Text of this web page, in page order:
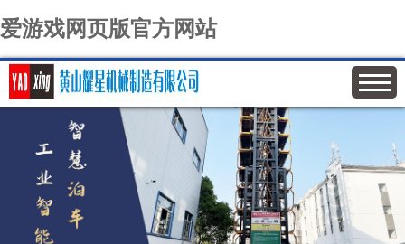
爱游戏网页版官方网站